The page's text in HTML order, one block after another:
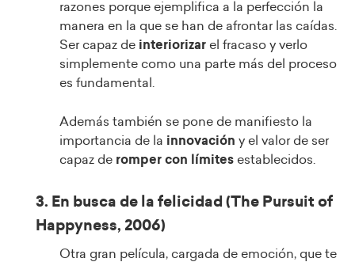
razones porque ejemplifica a la perfección la
manera en la que se han de afrontar las caídas.
Ser capaz de interiorizar el fracaso y verlo
simplemente como una parte más del proceso
es fundamental.
Además también se pone de manifiesto la
importancia de la innovación y el valor de ser
capaz de romper con límites establecidos.
3. En busca de la felicidad (The Pursuit of
Happyness, 2006)
Otra gran película, cargada de emoción, que te